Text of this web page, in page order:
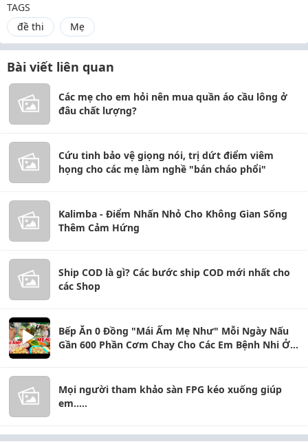
TAGS
đề thi
Mẹ
Bài viết liên quan
Các mẹ cho em hỏi nên mua quần áo cầu lông ở
đâu chất lượng?
Cứu tinh bảo vệ giọng nói, trị dứt điểm viêm
họng cho các mẹ làm nghề "bán cháo phổi"
Kalimba - Điểm Nhấn Nhỏ Cho Không Gian Sống
Thêm Cảm Hứng
Ship COD là gì? Các bước ship COD mới nhất cho
các Shop
Bếp Ăn 0 Đồng "Mái Ấm Mẹ Như" Mỗi Ngày Nấu
Gần 600 Phần Cơm Chay Cho Các Em Bệnh Nhi Ở
Mọi người tham khảo sàn FPG kéo xuống giúp
em.....